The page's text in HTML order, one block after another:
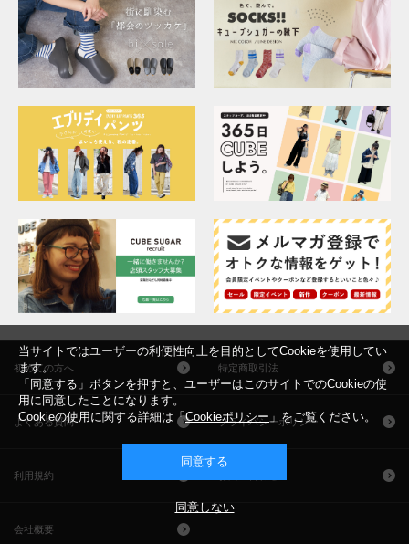
初めての方へ 特定商取引法
よくある質問 プライバシーポリシー
利用規約
会社概要
当サイトではユーザーの利便性向上を目的としてCookieを使用してい
ます。
「同意する」ボタンを押すと、ユーザーはこのサイトでのCookieの使
用に同意したことになります。
Cookieの使用に関する詳細は「Cookieポリシー 」をご覧ください。
同意する
同意しない